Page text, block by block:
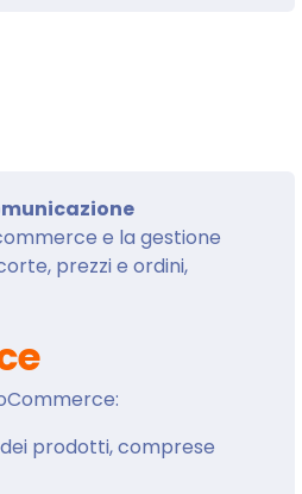
e la gestione
prezzi e ordini,
prodotti, comprese